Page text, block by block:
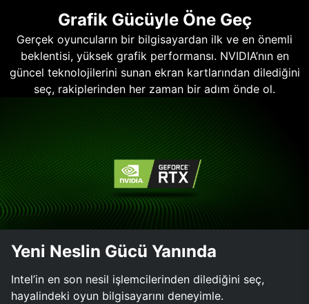
Grafik Gücüyle Öne Geç
Gerçek oyuncuların bir bilgisayardan ilk ve en önemli
beklentisi, yüksek grafik performansı. NVIDIA’nın en
güncel teknolojilerini sunan ekran kartlarından dilediğini
seç, rakiplerinden her zaman bir adım önde ol.
Yeni Neslin Gücü Yanında
Intel’in en son nesil işlemcilerinden dilediğini seç,
hayalindeki oyun bilgisayarını deneyimle.